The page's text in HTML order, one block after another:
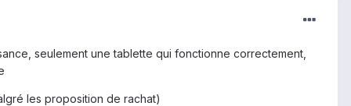
seulement une tablette qui fonctionne correctement,
les proposition de rachat)